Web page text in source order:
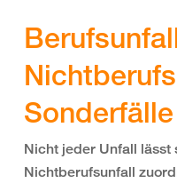
Nicht jeder Unfall lässt
Nichtberufsunfall